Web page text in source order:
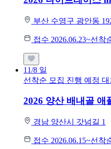
부산 수영구 광안동
접수 2026.06.23~선착
11/8 일
선착순 모집 진행 예정 대
2026 양산 배내골 애
경남 양산시 갓넘길 1
접수 2026.06.15~선착